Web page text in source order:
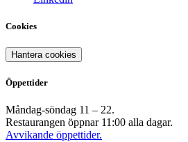
Cookies
Hantera cookies
Öppettider
Måndag-söndag 11 – 22.
Restaurangen öppnar 11:00 alla dagar.
Avvikande öppettider.